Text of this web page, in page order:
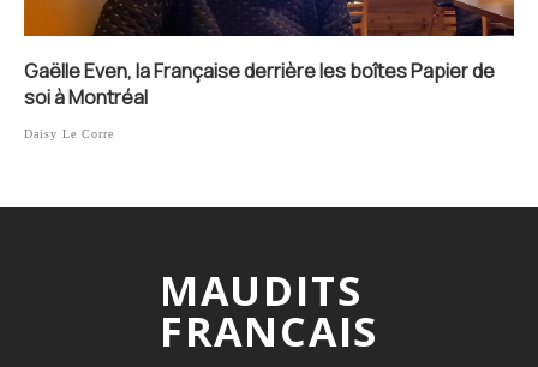
Gaëlle Even, la Française derrière les boîtes Papier de
soi à Montréal
Daisy Le Corre
MAUDITS
FRANCAIS